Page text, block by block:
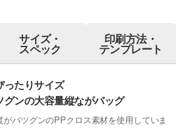
サイズ・
スペック
印刷方法・
テンプレート
ったりサイズ
ンの大容量縦ながバッグ
バツグンのPPクロス素材を使用していま